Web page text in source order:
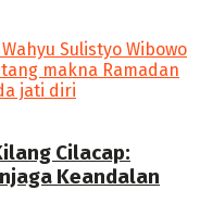
Cilacap:
Keandalan